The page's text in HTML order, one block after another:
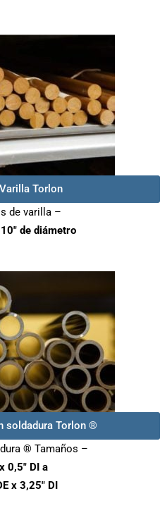
Torlon
de varilla –
de diámetro
soldadura Torlon ®
® Tamaños –
0,5″ DI a
x 3,25″ DI